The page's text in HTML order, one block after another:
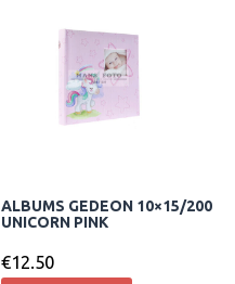
ALBUMS GEDEON 10×15/200
UNICORN PINK
€12.50